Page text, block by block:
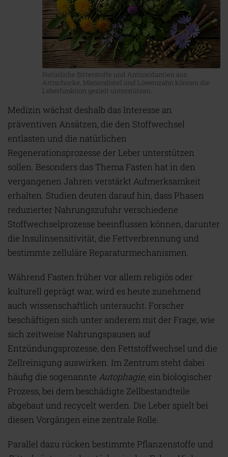
Natürliche Bitterstoffe und Antioxidantien aus
Artischocke, Mariendistel und Löwenzahn können die
Leberfunktion gezielt unterstützen.
Medizin wächst deshalb das Interesse an
präventiven Ansätzen, die den Stoffwechsel
entlasten und die natürlichen
Regenerationsprozesse der Leber unterstützen
sollen. Besonders das Thema Fasten hat in den
vergangenen Jahren verstärkt Aufmerksamkeit
erhalten. Studien deuten darauf hin, dass Phasen
reduzierter Nahrungszufuhr verschiedene
Stoffwechselprozesse beeinflussen können, darunter
die Insulinsensitivität, die Fettverbrennung und
bestimmte zelluläre Reparaturmechanismen.
Während Fasten früher vor allem religiös oder
kulturell geprägt war, wird es heute zunehmend
auch wissenschaftlich untersucht. Forscher
beschäftigen sich unter anderem mit der Frage, wie
sich zeitweise Nahrungspausen auf
Entzündungsprozesse, den Fettstoffwechsel und die
Zellreinigung auswirken. Im Zentrum steht dabei
häufig die sogenannte Autophagie, ein biologischer
Prozess, bei dem beschädigte Zellbestandteile
abgebaut und recycelt werden. Die Leber spielt bei
diesen Vorgängen eine zentrale Rolle.
Parallel dazu rücken bestimmte Pflanzenstoffe und